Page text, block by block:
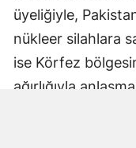
üyeliğiyle,
nükleer silahlara
ise Körfez
ağırlığıyla